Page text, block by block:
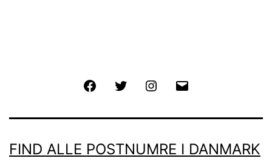
FacebookTwitter Instagram
FIND ALLE POSTNUMRE I DANMARK